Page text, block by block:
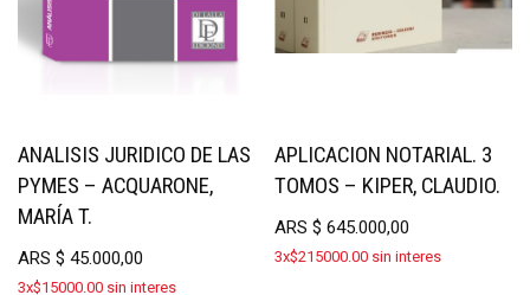
ANALISIS JURIDICO DE LAS
PYMES – ACQUARONE,
MARÍA T.
ARS $ 45.000,00
3x$15000.00 sin interes
APLICACION NOTARIAL. 3
TOMOS – KIPER, CLAUDIO.
ARS$ 645.000,00
3x$215000.00 sin interes